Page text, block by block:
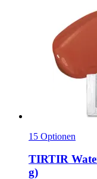
15 Optionen
TIRTIR
g)